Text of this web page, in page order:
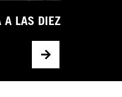
A LAS DIEZ